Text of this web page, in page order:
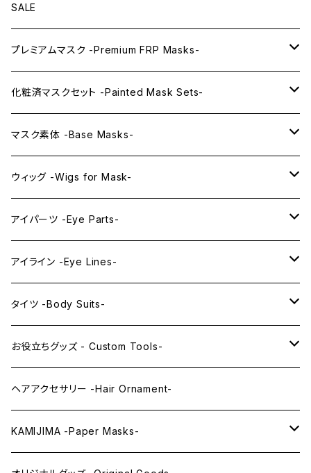
SALE
プレミアムマスク -Premium FRP Masks-
KAWAII PREMIUM Mask & Wig Sets
プレミアムマスク素体-Premium base masks-
プレミアムウィッグ -Premium Wigs-
プレミアムレンズアイ -Premium Lens eye-
化粧済マスクセット -Painted Mask Sets-
KAWAII EX series
KAWAII series
IDOL series
PRINCESS series
KAWAII Little series
マスク素体 -Base Masks-
アニメマスク -Anime Masks-
ドールマスク -Doll Masks-
ウィッグ -Wigs for Mask-
ロング -Long-
ミドル -Middle-
アイパーツ -Eye Parts-
レンズアイ -Lens Eyes-
レンズアイ
レンズアイEX
クリスタルアイ -Crystal Eyes-
アイライン -Eye Lines-
アイラインステッカー -Eye Line Stickers-
まゆ毛 -Eyebrows-
まつ毛 -Eyelash-
タイツ -Body Suits-
全身タイツ -Full Body Suits-
上半身タイツ -Upper Body Suits-
お役立ちグッズ - Custom Tools-
カスタム用品 -Custom Tools-
ウィッグメンテナンス -Wig Maintenance-
ヘアアクセサリー -Hair Ornament-
KAMIJIMA -Paper Masks-